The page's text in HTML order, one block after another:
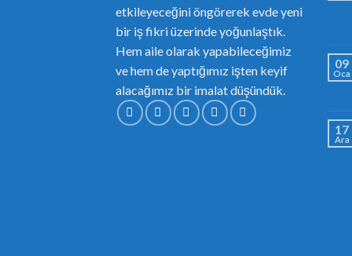
etkileyeceğini öngörerek evde yeni
bir iş fikri üzerinde yoğunlaştık.
Hem aile olarak yapabileceğimiz
ve hem de yaptığımız işten keyif
alacağımız bir imalat düşündük.
09
Oca
17
Ara